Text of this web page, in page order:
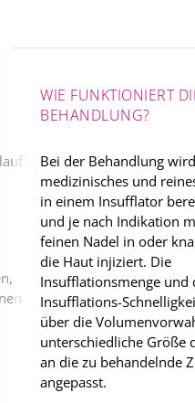
WIE FUNKTIONIERT
BEHANDLUNG?
Bei der Behandlung
medizinisches und
in einem Insufflator
und je nach Indikation
feinen Nadel in oder
die Haut injiziert. Die
Insufflationsmenge und
Insufflations-
über die
unterschiedliche Größe
an die zu behandelnde
angepasst.